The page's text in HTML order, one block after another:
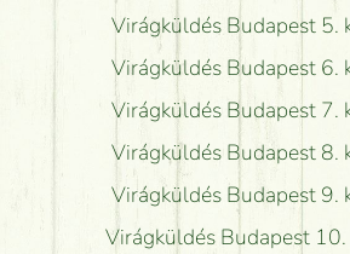
Virágküldés Budapest 5.
Virágküldés Budapest 6.
Virágküldés Budapest 7.
Virágküldés Budapest 8.
Virágküldés Budapest 9.
Virágküldés Budapest